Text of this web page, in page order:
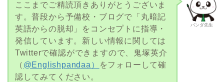
パンダ先生
ここまでご精読頂きありがとうございま
す。普段から予備校・ブログで「丸暗記
英語からの脱却」をコンセプトに指導・
発信しています。新しい情報に関しては
Twitterで確認ができますので、鬼塚英介
（ @Englishpandaa）
をフォローして確
認してみてください。